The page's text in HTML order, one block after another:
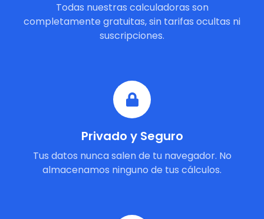
Todas nuestras calculadoras son
completamente gratuitas, sin tarifas ocultas ni
suscripciones.
Privado y Seguro
Tus datos nunca salen de tu navegador. No
almacenamos ninguno de tus cálculos.